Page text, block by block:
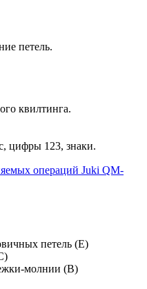
петель.
квилтинга.
цифры 123, знаки.
операций Juki QM-
петель (Е)
молнии (В)